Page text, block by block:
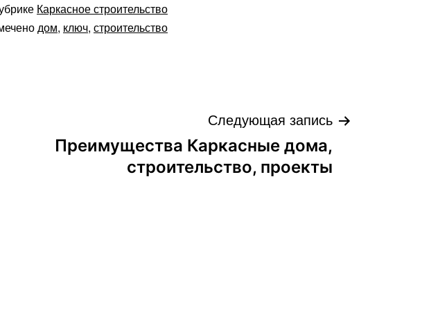
Каркасное строительство
дом, ключ, строительство
Следующая запись
Преимущества Каркасные дома,
строительство, проекты